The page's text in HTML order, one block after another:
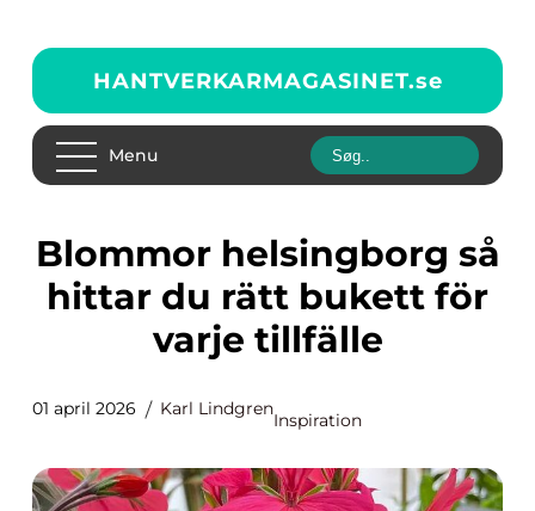
HANTVERKARMAGASINET.se
Menu
Blommor helsingborg så
hittar du rätt bukett för
varje tillfälle
01 april 2026 Karl Lindgren
Inspiration